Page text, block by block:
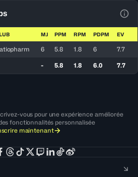
MJ PPM RPM PDPM EV
6 5.8 1.8 6 7.7
- 5.8 1.8 6.0 7.7
vous pour une expérience améliorée
fonctionnalités personnalisée
maintenant